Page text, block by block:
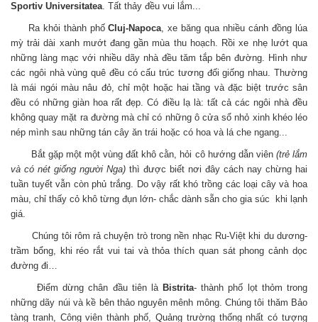
Sportiv Universitatea. Tất thảy đều vui lắm...
Ra khỏi thành phốCluj-Napoca, xe băng qua nhiều cánh đồng lúa
mỳ trải dài xanh mướt đang gần mùa thu hoạch. Rồi xe nhẹ lướt qua
những làng mạc với nhiều dãy nhà đều tăm tắp bên đường. Hình như
các ngôi nhà vùng quê đều có cấu trúc tương đối giống nhau. Thường
là mái ngói màu nâu đỏ, chỉ một hoặc hai tầng và đặc biệt trước sân
đều có những giàn hoa rất đẹp. Có điều lạ là: tất cả các ngôi nhà đều
không quay mặt ra đường mà chỉ có những ô cửa sổ nhỏ xinh khéo léo
nép mình sau những tán cây ăn trái hoặc có hoa và lá che ngang...
Bắt gặp một một vùng đất khô cằn, hỏi cô hướng dẫn viên (trẻ lắm
và có nét giống người Nga) thì được biết nơi đây cách nay chừng hai
tuần tuyết vẫn còn phủ trắng. Do vậy rất khó trồng các loại cây và hoa
màu, chỉ thấy cỏ khô từng đụn lớn- chắc dành sẵn cho gia súc khi lạnh
giá.
Chúng tôi rôm rả chuyện trò trong nền nhạc Ru-Việt khi du dương-
trầm bổng, khi réo rắt vui tai và thỏa thích quan sát phong cảnh dọc
đường đi…
Điểm dừng chân đầu tiên là Bistrita- thành phố lọt thỏm trong
những dãy núi và kề bên thảo nguyên mênh mông. Chúng tôi thăm Bảo
tàng tranh, Công viên thành phố, Quảng trường thống nhất có tượng